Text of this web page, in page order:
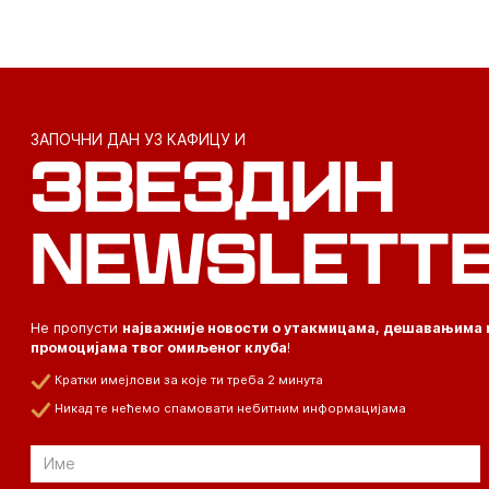
ЗАПОЧНИ ДАН УЗ КАФИЦУ И
ЗВЕЗДИН
Не пропусти најважније новости о утакмицама, дешавањима
промоцијама твог омиљеног клуба!
Кратки имејлови за које ти треба 2 минута
Никад те нећемо спамовати небитним информацијама
Email